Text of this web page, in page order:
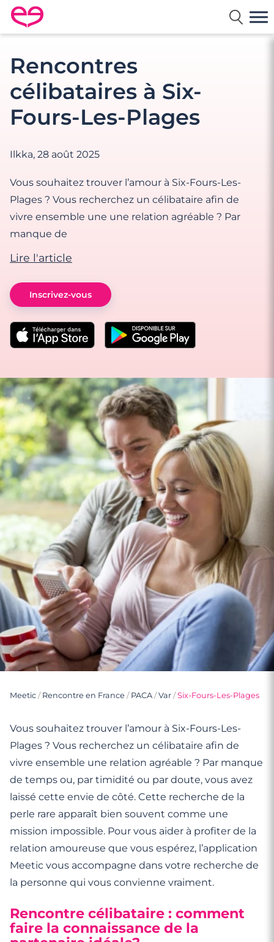
Rencontre en France avec Meetic
Rencontres
célibataires à Six-
Fours-Les-Plages
Ilkka, 28 août 2025
Vous souhaitez trouver l’amour à Six-Fours-Les-
Plages ? Vous recherchez un célibataire afin de
vivre ensemble une une relation agréable ? Par
manque de
Lire l'article
Inscrivez-vous
Meetic / Rencontre en France / PACA /Var /Six-Fours-Les-Plages
Vous souhaitez trouver l’amour à Six-Fours-Les-
Plages ? Vous recherchez un célibataire afin de
vivre ensemble une relation agréable ? Par manque
de temps ou, par timidité ou par doute, vous avez
laissé cette envie de côté. Cette recherche de la
perle rare apparaît bien souvent comme une
mission impossible. Pour vous aider à profiter de la
relation amoureuse que vous espérez, l’application
Meetic vous accompagne dans votre recherche de
la personne qui vous convienne vraiment.
Rencontre célibataire : comment
faire la connaissance de la